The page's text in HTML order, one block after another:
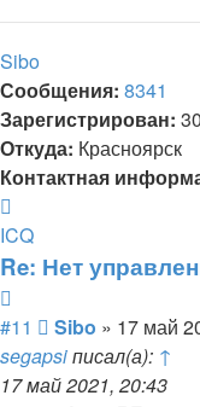
Sibo
Сообщения: 8341
Зарегистрирован:
Откуда: Красноярск
Контактная
информация
пользователя
ICQ
Re: Нет
#11
Сообщение
Sibo » 17 май
segapsiписал(а): ↑
17 май 2021, 20:43